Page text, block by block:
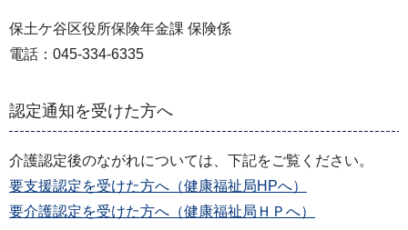
保土ケ谷区役所保険年金課 保険係
電話：045-334-6335
認定通知を受けた方へ
介護認定後のながれについては、下記をご覧ください。
要支援認定を受けた方へ（健康福祉局HPへ）
要介護認定を受けた方へ（健康福祉局ＨＰへ）